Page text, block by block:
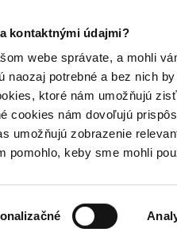
kontaktnými údajmi?
webe správate, a mohli
naozaj potrebné a bez nich
ktoré nám umožňujú
cookies nám dovoľujú
umožňujú zobrazenie
pomohlo, keby sme mohli